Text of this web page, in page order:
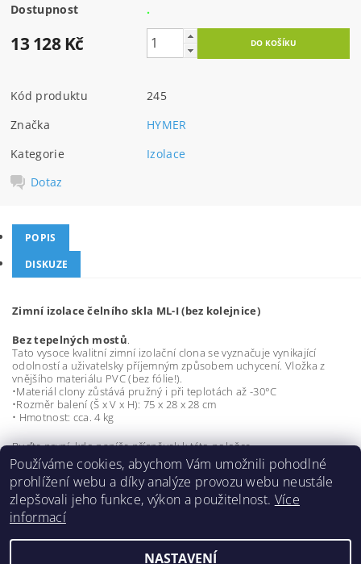
Dostupnost .
13 128 Kč
Kód produktu
245
Značka
HYMER
Kategorie
Izolace
Dotaz
POPIS
DISKUZE
Zimní izolace čelního skla ML-I (bez kolejnice)
Bez tepelných mostů.
Tato vysoce kvalitní zimní izolační clona se vyznačuje vynikající
odolností a uživatelsky příjemným způsobem uchycení. Vložka z
vnějšího materiálu PVC (bez fólie!).
•Materiál clony zůstává pružný i při teplotách až -30°C
•Rozměr balení (Š x V x H): 75 x 28 x 28 cm
• Hmotnost: cca. 4 kg
Buďte první, kdo napíše příspěvek k této položce.
Přidat komentář
Používáme cookies, abychom Vám umožnili pohodlné
prohlížení webu a díky analýze provozu webu neustále
zlepšovali jeho funkce, výkon a použitelnost. Více
informací
NASTAVENÍ